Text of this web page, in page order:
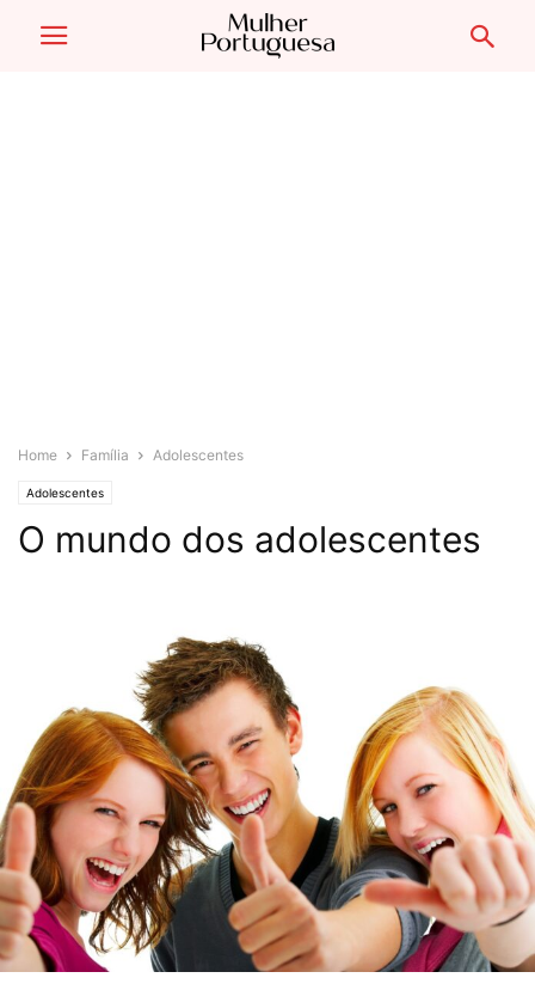
Home Família Adolescentes
Adolescentes
O mundo dos adolescentes